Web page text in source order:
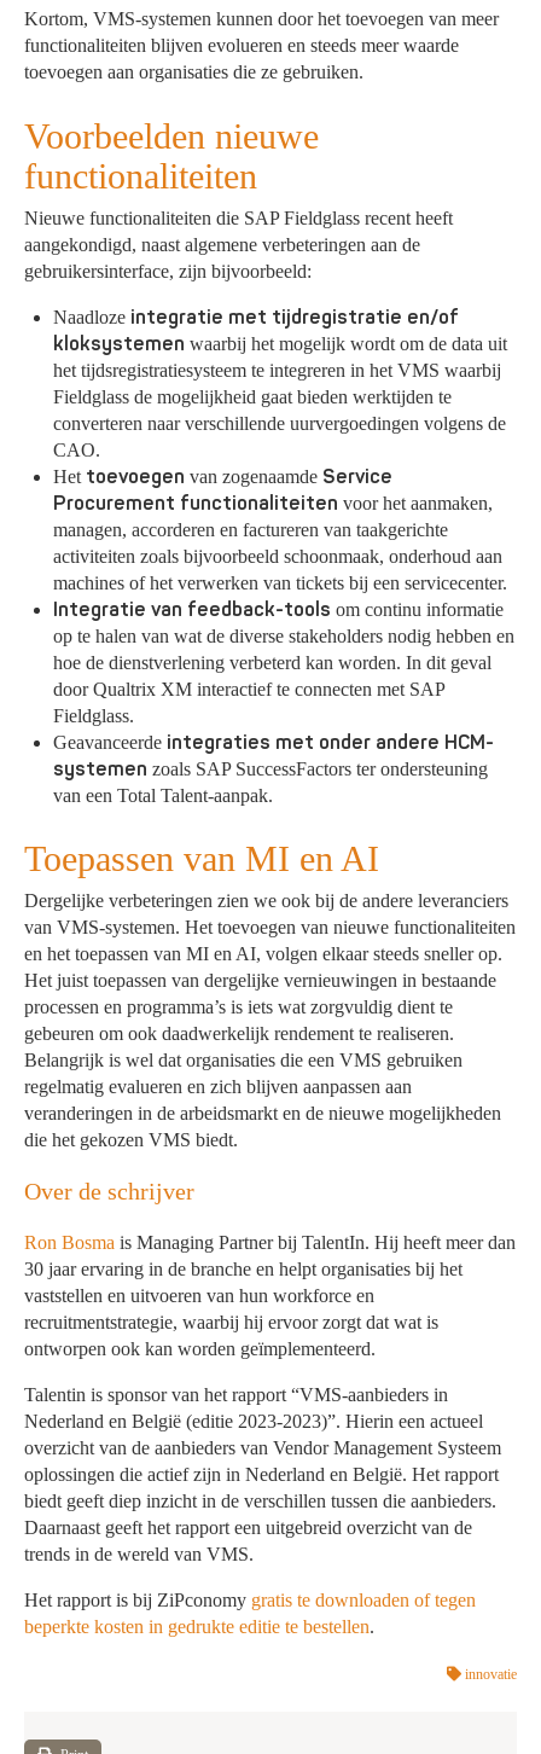
Kortom, VMS-systemen kunnen door het toevoegen van meer
functionaliteiten blijven evolueren en steeds meer waarde
toevoegen aan organisaties die ze gebruiken.
Voorbeelden nieuwe
functionaliteiten
Nieuwe functionaliteiten die SAP Fieldglass recent heeft
aangekondigd, naast algemene verbeteringen aan de
gebruikersinterface, zijn bijvoorbeeld:
Naadloze integratie met tijdregistratie en/of
kloksystemen waarbij het mogelijk wordt om de data uit
het tijdsregistratiesysteem te integreren in het VMS waarbij
Fieldglass de mogelijkheid gaat bieden werktijden te
converteren naar verschillende uurvergoedingen volgens de
CAO.
Het toevoegen van zogenaamde Service
Procurement functionaliteiten voor het aanmaken,
managen, accorderen en factureren van taakgerichte
activiteiten zoals bijvoorbeeld schoonmaak, onderhoud aan
machines of het verwerken van tickets bij een servicecenter.
Integratie van feedback-tools om continu informatie
op te halen van wat de diverse stakeholders nodig hebben en
hoe de dienstverlening verbeterd kan worden. In dit geval
door Qualtrix XM interactief te connecten met SAP
Fieldglass.
Geavanceerde integraties met onder andere HCM-
systemen zoals SAP SuccessFactors ter ondersteuning
van een Total Talent-aanpak.
Toepassen van MI en AI
Dergelijke verbeteringen zien we ook bij de andere leveranciers
van VMS-systemen. Het toevoegen van nieuwe functionaliteiten
en het toepassen van MI en AI, volgen elkaar steeds sneller op.
Het juist toepassen van dergelijke vernieuwingen in bestaande
processen en programma’s is iets wat zorgvuldig dient te
gebeuren om ook daadwerkelijk rendement te realiseren.
Belangrijk is wel dat organisaties die een VMS gebruiken
regelmatig evalueren en zich blijven aanpassen aan
veranderingen in de arbeidsmarkt en de nieuwe mogelijkheden
die het gekozen VMS biedt.
Over de schrijver
Ron Bosma is Managing Partner bij TalentIn. Hij heeft meer dan
30 jaar ervaring in de branche en helpt organisaties bij het
vaststellen en uitvoeren van hun workforce en
recruitmentstrategie, waarbij hij ervoor zorgt dat wat is
ontworpen ook kan worden geïmplementeerd.
Talentin is sponsor van het rapport “VMS-aanbieders in
Nederland en België (editie 2023-2023)”. Hierin een actueel
overzicht van de aanbieders van Vendor Management Systeem
oplossingen die actief zijn in Nederland en België. Het rapport
biedt geeft diep inzicht in de verschillen tussen die aanbieders.
Daarnaast geeft het rapport een uitgebreid overzicht van de
trends in de wereld van VMS.
Het rapport is bij ZiPconomy gratis te downloaden of tegen
beperkte kosten in gedrukte editie te bestellen.
innovatie